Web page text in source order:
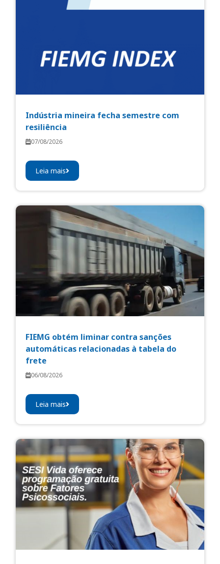
Indústria mineira fecha semestre com
resiliência
07/08/2026
Leia mais
FIEMG obtém liminar contra sanções
automáticas relacionadas à tabela do
frete
06/08/2026
Leia mais